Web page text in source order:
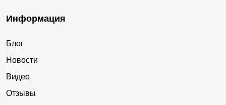
Информация
Блог
Новости
Видео
Отзывы